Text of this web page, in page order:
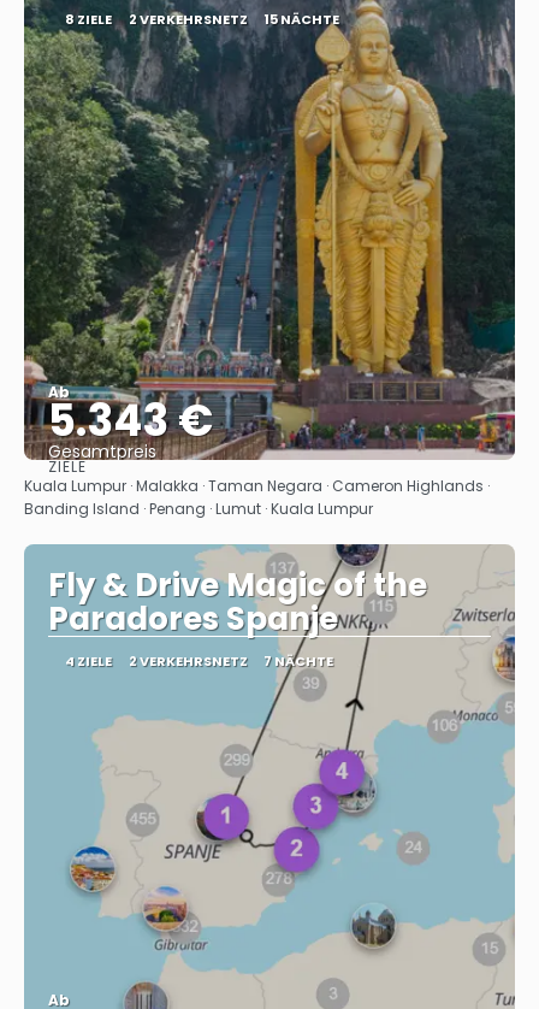
8 ZIELE 2 VERKEHRSNETZ 15 NÄCHTE
Ab
5.343 €
Gesamtpreis
Sehen
ZIELE
Kuala Lumpur · Malakka · Taman Negara · Cameron Highlands ·
Banding Island · Penang · Lumut · Kuala Lumpur
Fly & Drive Magic of the
Paradores Spanje
4 ZIELE 2 VERKEHRSNETZ 7 NÄCHTE
Ab